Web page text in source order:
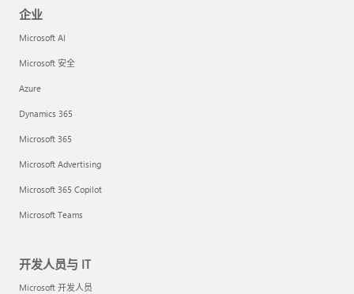
企业
Microsoft AI
Microsoft 安全
Azure
Dynamics 365
Microsoft 365
Microsoft Advertising
Microsoft 365 Copilot
Microsoft Teams
开发人员与 IT
Microsoft 开发人员